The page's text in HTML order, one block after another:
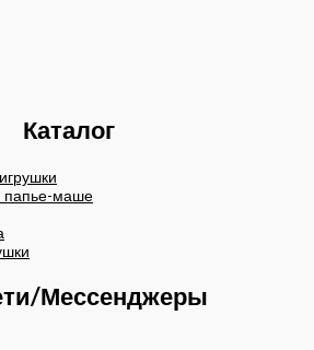
Каталог
папье-маше
Мессенджеры